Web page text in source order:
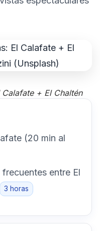
+ El Chaltén
(20 min al
entre El
3 horas